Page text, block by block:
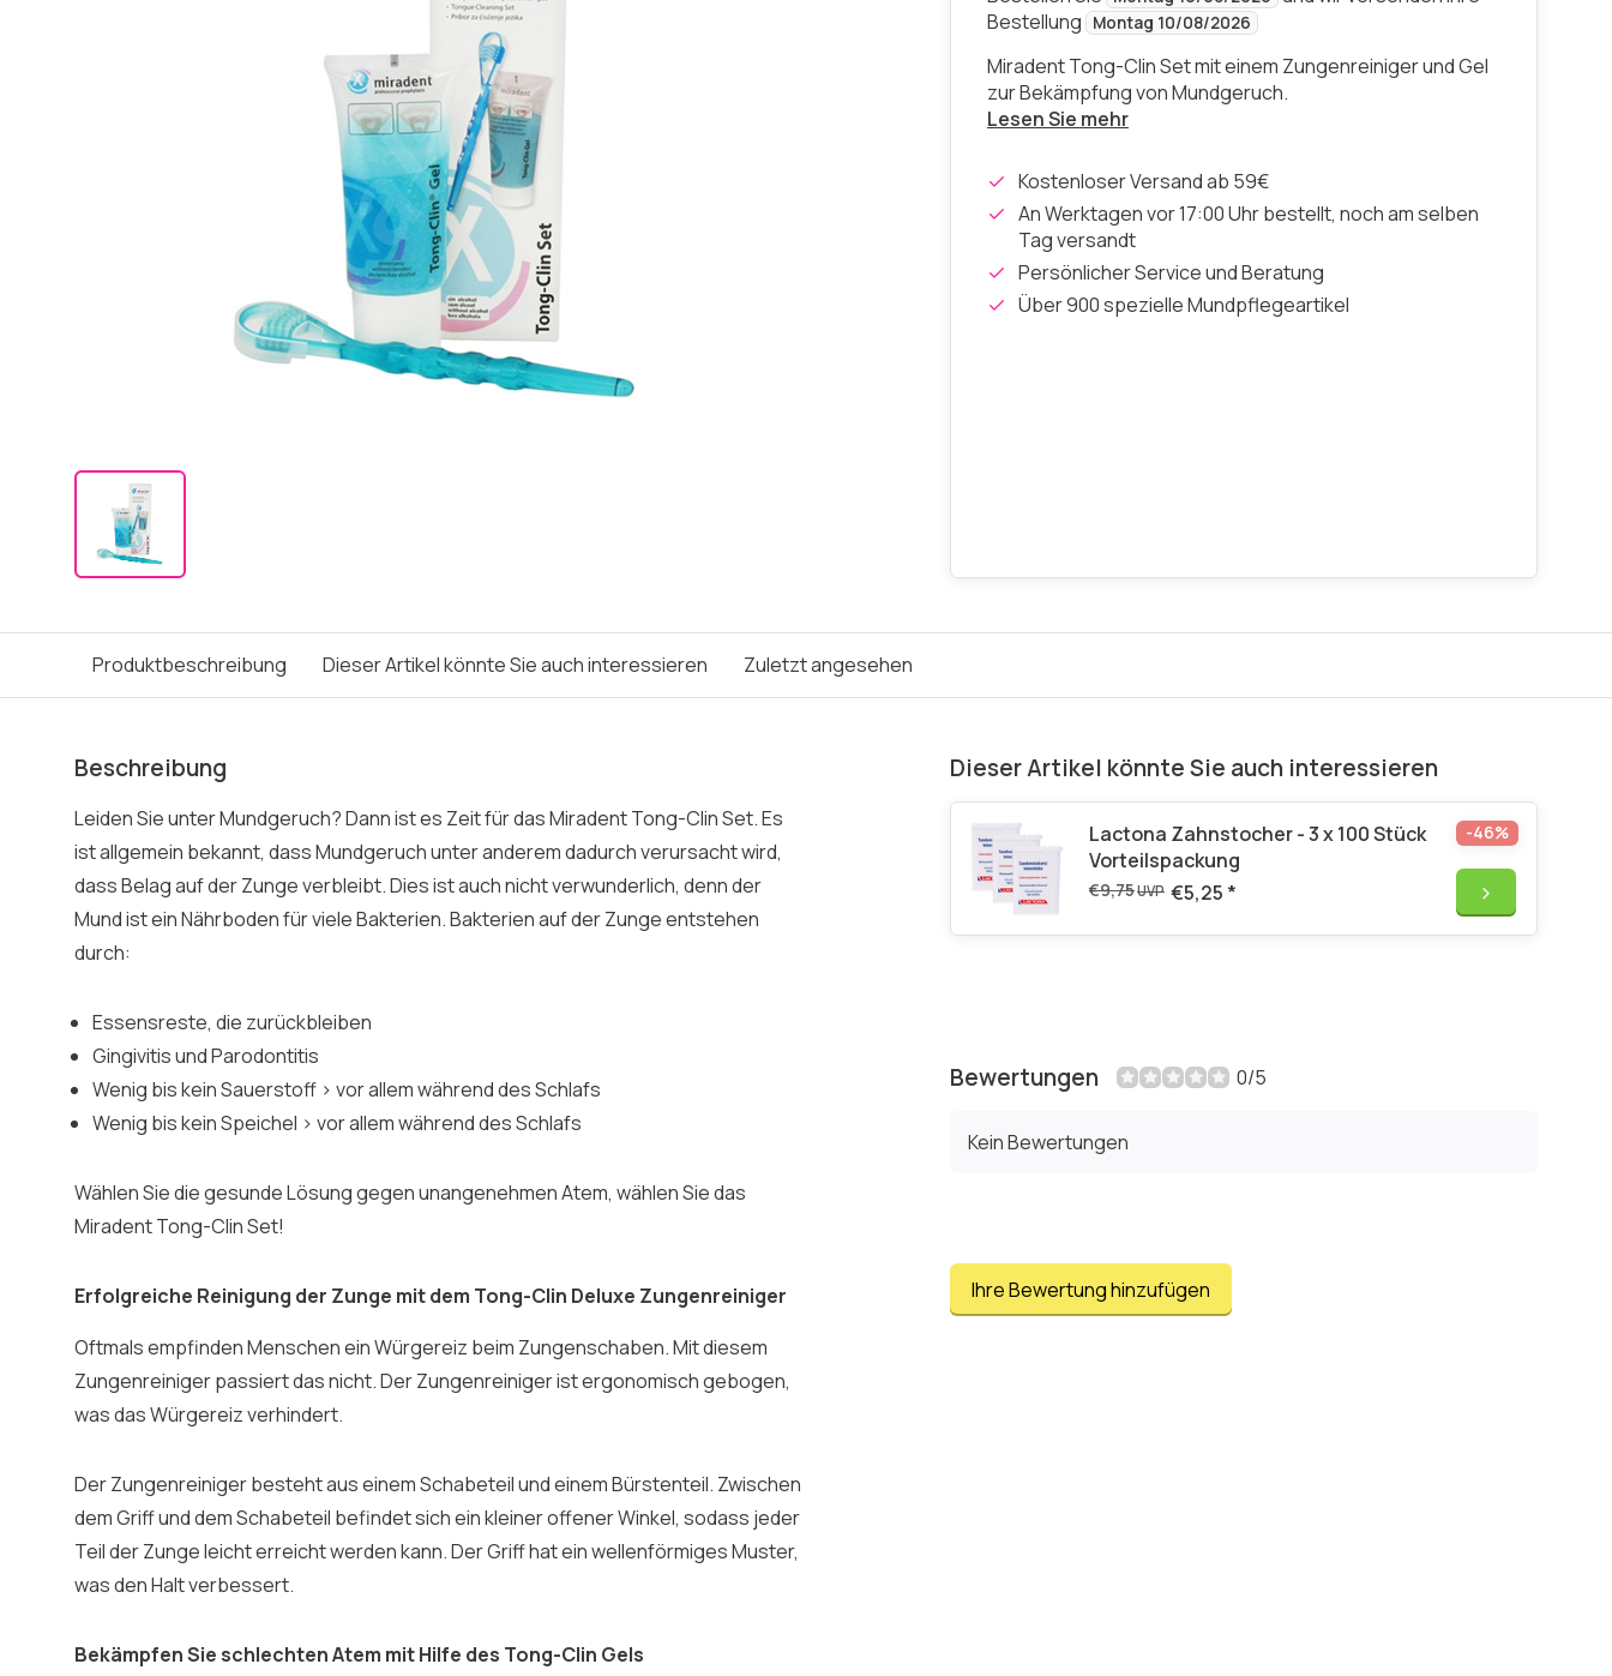
Bestellung
Montag 10/08/2026
Miradent Tong-Clin Set mit einem Zungenreiniger und Gel
zur Bekämpfung von Mundgeruch.
Lesen Sie mehr
Kostenloser Versand ab 59€
An Werktagen vor 17:00 Uhr bestellt, noch am selben
Tag versandt
Persönlicher Service und Beratung
Über 900 spezielle Mundpflegeartikel
Produktbeschreibung Dieser Artikel könnte Sie auch interessieren Zuletzt angesehen
Beschreibung
Leiden Sie unter Mundgeruch? Dann ist es Zeit für das Miradent Tong-Clin Set. Es
ist allgemein bekannt, dass Mundgeruch unter anderem dadurch verursacht wird,
dass Belag auf der Zunge verbleibt. Dies ist auch nicht verwunderlich, denn der
Mund ist ein Nährboden für viele Bakterien. Bakterien auf der Zunge entstehen
durch:
Essensreste, die zurückbleiben
Gingivitis und Parodontitis
Wenig bis kein Sauerstoff > vor allem während des Schlafs
Wenig bis kein Speichel > vor allem während des Schlafs
Wählen Sie die gesunde Lösung gegen unangenehmen Atem, wählen Sie das
Miradent Tong-Clin Set!
Erfolgreiche Reinigung der Zunge mit dem Tong-Clin Deluxe Zungenreiniger
Oftmals empfinden Menschen ein Würgereiz beim Zungenschaben. Mit diesem
Zungenreiniger passiert das nicht. Der Zungenreiniger ist ergonomisch gebogen,
was das Würgereiz verhindert.
Der Zungenreiniger besteht aus einem Schabeteil und einem Bürstenteil. Zwischen
dem Griff und dem Schabeteil befindet sich ein kleiner offener Winkel, sodass jeder
Teil der Zunge leicht erreicht werden kann. Der Griff hat ein wellenförmiges Muster,
was den Halt verbessert.
Bekämpfen Sie schlechten Atem mit Hilfe des Tong-Clin Gels
Dieser Artikel könnte Sie auch interessieren
Lactona Zahnstocher - 3 x 100 Stück
Vorteilspackung
€9,75UVP €5,25 *
-46%
Bewertungen 0/5
Kein Bewertungen
Ihre Bewertung hinzufügen